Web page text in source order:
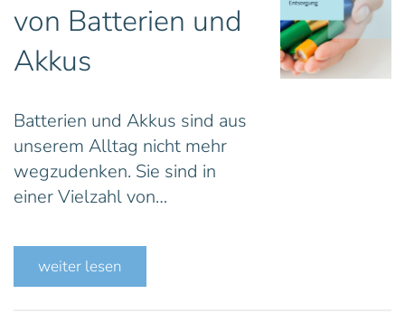
von Batterien und
Akkus
Batterien und Akkus sind aus
unserem Alltag nicht mehr
wegzudenken. Sie sind in
einer Vielzahl von…
weiter lesen